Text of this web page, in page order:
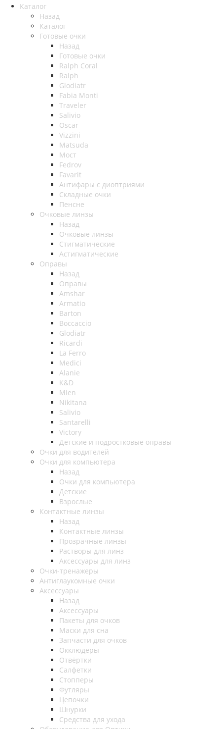
Каталог
Назад
Каталог
Готовые очки
Назад
Готовые очки
Ralph Coral
Ralph
Glodiatr
Fabia Monti
Traveler
Salivio
Oscar
Vizzini
Matsuda
Мост
Fedrov
Favarit
Антифары с диоптриями
Складные очки
Пенсне
Очковые линзы
Назад
Очковые линзы
Стигматические
Астигматические
Оправы
Назад
Оправы
Amshar
Armatio
Barton
Boccaccio
Glodiatr
Ricardi
La Ferro
Medici
Alanie
K&D
Mien
Nikitana
Salivio
Santarelli
Victory
Детские и подростковые оправы
Очки для водителей
Очки для компьютера
Назад
Очки для компьютера
Детские
Взрослые
Контактные линзы
Назад
Контактные линзы
Прозрачные линзы
Растворы для линз
Аксессуары для линз
Очки-тренажеры
Антиглаукомные очки
Аксессуары
Назад
Аксессуары
Пакеты для очков
Маски для сна
Запчасти для очков
Окклюдеры
Отвёртки
Салфетки
Стопперы
Футляры
Цепочки
Шнурки
Средства для ухода